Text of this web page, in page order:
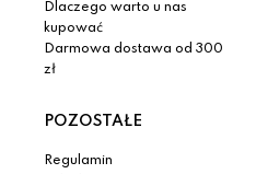
Dlaczego warto u nas
kupować
Darmowa dostawa od 300
zł
POZOSTAŁE
Regulamin